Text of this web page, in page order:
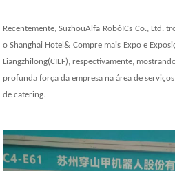
Recentemente, SuzhouAlfa RobôICs Co., Ltd.
o Shanghai Hotel& Compre mais Expo e
Liangzhilong(CIEF), respectivamente,
profunda força da empresa na área de
de catering.